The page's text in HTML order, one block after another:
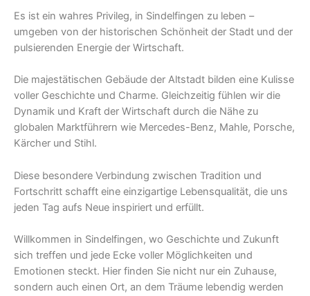
Es ist ein wahres Privileg, in Sindelfingen zu leben –
umgeben von der historischen Schönheit der Stadt und der
pulsierenden Energie der Wirtschaft.
Die majestätischen Gebäude der Altstadt bilden eine Kulisse
voller Geschichte und Charme. Gleichzeitig fühlen wir die
Dynamik und Kraft der Wirtschaft durch die Nähe zu
globalen Marktführern wie Mercedes-Benz, Mahle, Porsche,
Kärcher und Stihl.
Diese besondere Verbindung zwischen Tradition und
Fortschritt schafft eine einzigartige Lebensqualität, die uns
jeden Tag aufs Neue inspiriert und erfüllt.
Willkommen in Sindelfingen, wo Geschichte und Zukunft
sich treffen und jede Ecke voller Möglichkeiten und
Emotionen steckt. Hier finden Sie nicht nur ein Zuhause,
sondern auch einen Ort, an dem Träume lebendig werden